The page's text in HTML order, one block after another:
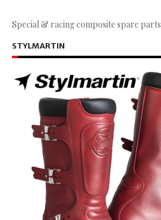
Special & racing composite spare parts
STYLMARTIN